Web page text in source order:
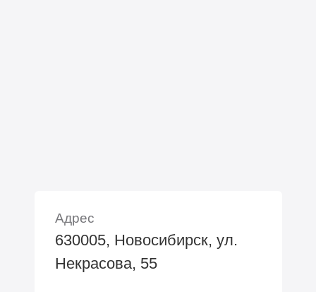
Адрес
630005, Новосибирск, ул.
Некрасова, 55